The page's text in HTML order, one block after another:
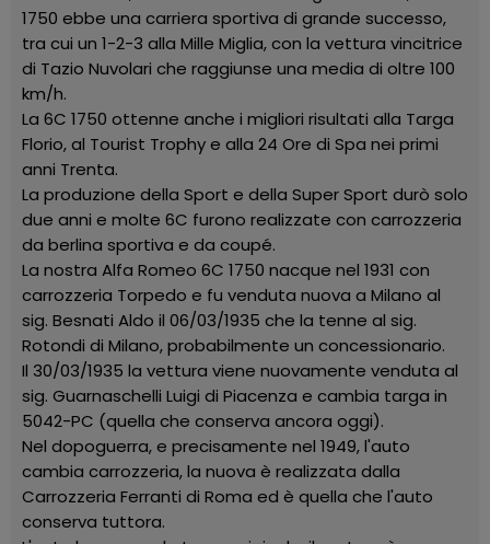
1750 ebbe una carriera sportiva di grande successo,
tra cui un 1-2-3 alla Mille Miglia, con la vettura vincitrice
di Tazio Nuvolari che raggiunse una media di oltre 100
km/h.
La 6C 1750 ottenne anche i migliori risultati alla Targa
Florio, al Tourist Trophy e alla 24 Ore di Spa nei primi
anni Trenta.
La produzione della Sport e della Super Sport durò solo
due anni e molte 6C furono realizzate con carrozzeria
da berlina sportiva e da coupé.
La nostra Alfa Romeo 6C 1750 nacque nel 1931 con
carrozzeria Torpedo e fu venduta nuova a Milano al
sig. Besnati Aldo il 06/03/1935 che la tenne al sig.
Rotondi di Milano, probabilmente un concessionario.
Il 30/03/1935 la vettura viene nuovamente venduta al
sig. Guarnaschelli Luigi di Piacenza e cambia targa in
5042-PC (quella che conserva ancora oggi).
Nel dopoguerra, e precisamente nel 1949, l'auto
cambia carrozzeria, la nuova è realizzata dalla
Carrozzeria Ferranti di Roma ed è quella che l'auto
conserva tuttora.